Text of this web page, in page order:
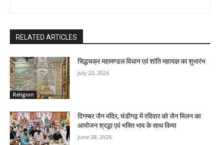
RELATED ARTICLES
Religion
सिद्धचक्र महामण्डल विधान एवं शांति महायज्ञ का शुभारंभ
July 22, 2026
दिगम्बर जैन मंदिर, चंडीगढ़ में रविवार को जैन मिलन का
आयोजन श्रद्धा एवं भक्ति भाव के साथ किया
June 28, 2026